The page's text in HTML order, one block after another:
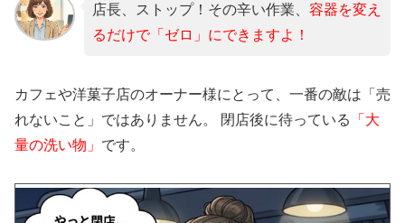
店長、ストップ！その辛い作業、 容器を変え
るだけで「ゼロ」にできますよ！
カフェや洋菓子店のオーナー様にとって、一番の敵は「売
れないこと」ではありません。 閉店後に待っている
「大
量の洗い物」 です。